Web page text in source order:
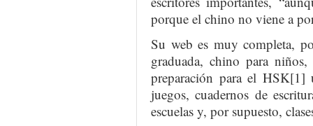
porque el chino no viene a
Su web es muy completa,
graduada, chino para
preparación para el HSK[1]
juegos, cuadernos de
escuelas y, por supuesto,